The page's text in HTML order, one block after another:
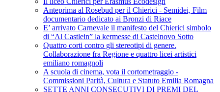
Anteprima al Rosebud per il Chierici - Semidei, Film
documentario dedicato ai Bronzi di Riace
E’ arrivato Carnevale il manifesto del Chierici simbolo
di “Al Castlein” la kermesse di Castelnovo Sotto
Quattro corti contro gli stereotipi di genere.
Collaborazione fra Regione e quattro licei artistici
emiliano romagnoli
A scuola di cinema, vota il cortometraggio -
Commissioni Parità, Cultura e Statuto Emilia Romagna
SETTE ANNI CONSECUTIVI DI PREMI DEL